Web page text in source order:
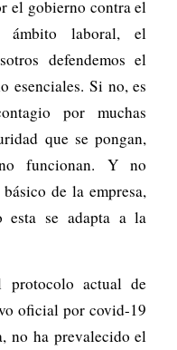
el gobierno contra el
laboral, el
defendemos el
esenciales. Si no, es
por muchas
que se pongan,
funcionan. Y no
de la empresa,
esta se adapta a la
protocolo actual de
oficial por covid-19
no ha prevalecido el